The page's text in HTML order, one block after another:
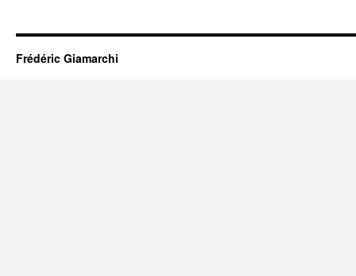
Frédéric Giamarchi